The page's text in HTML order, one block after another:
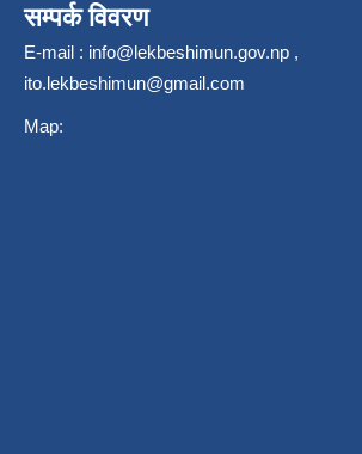
सम्पर्क विवरण
E-mail : info@lekbeshimun.gov.np ,
ito.lekbeshimun@gmail.com
Map: